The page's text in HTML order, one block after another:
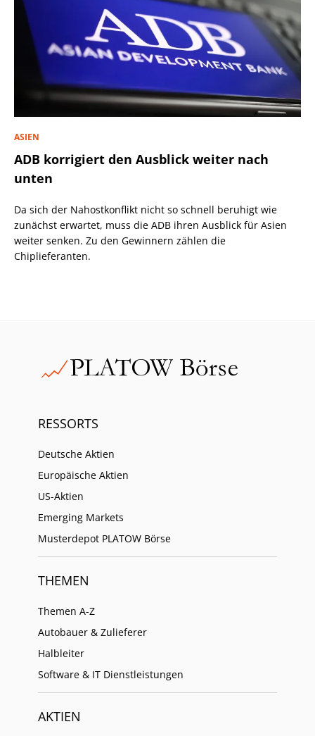
ASIEN
ADB korrigiert den Ausblick weiter nach
unten
Da sich der Nahostkonflikt nicht so schnell beruhigt wie
zunächst erwartet, muss die ADB ihren Ausblick für Asien
weiter senken. Zu den Gewinnern zählen die
Chiplieferanten.
RESSORTS
Deutsche Aktien
Europäische Aktien
US-Aktien
Emerging Markets
Musterdepot PLATOW Börse
THEMEN
Themen A-Z
Autobauer & Zulieferer
Halbleiter
Software & IT Dienstleistungen
AKTIEN